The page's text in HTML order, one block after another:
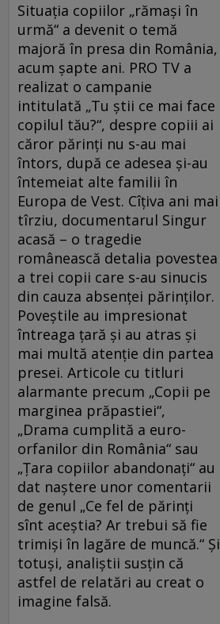
Situaţia copiilor „rămaşi în
urmă“ a devenit o temă
majoră în presa din România,
acum şapte ani. PRO TV a
realizat o campanie
intitulată „Tu ştii ce mai face
copilul tău?“, despre copiii ai
căror părinţi nu s-au mai
întors, după ce adesea şi-au
întemeiat alte familii în
Europa de Vest. Cîţiva ani mai
tîrziu, documentarul Singur
acasă – o tragedie
românească detalia povestea
a trei copii care s-au sinucis
din cauza absenţei părinţilor.
Poveştile au impresionat
întreaga ţară şi au atras şi
mai multă atenţie din partea
presei. Articole cu titluri
alarmante precum „Copii pe
marginea prăpastiei“,
„Drama cumplită a euro-
orfanilor din România“ sau
„Ţara copiilor abandonaţi“ au
dat naştere unor comentarii
de genul „Ce fel de părinţi
sînt aceştia? Ar trebui să fie
trimişi în lagăre de muncă.“ Şi
totuşi, analiştii susţin că
astfel de relatări au creat o
imagine falsă.